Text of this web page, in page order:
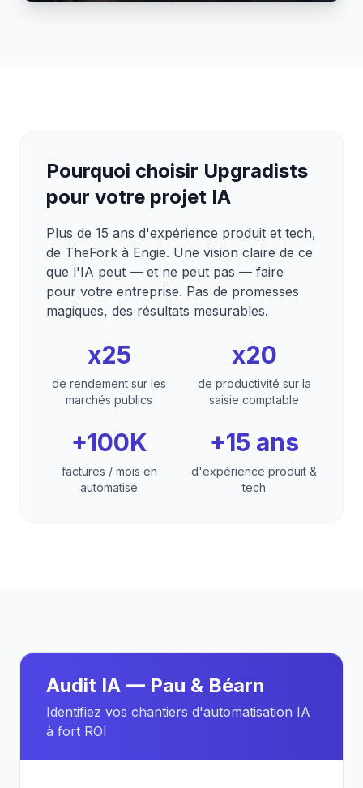
Pourquoi choisir Upgradists
pour votre projet IA
Plus de 15 ans d'expérience produit et tech,
de TheFork à Engie. Une vision claire de ce
que l'IA peut — et ne peut pas — faire
pour votre entreprise. Pas de promesses
magiques, des résultats mesurables.
x25
de rendement sur les
marchés publics
x20
de productivité sur la
saisie comptable
+100K
factures / mois en
automatisé
+15 ans
d'expérience produit &
tech
Audit IA — Pau & Béarn
Identifiez vos chantiers d'automatisation IA
à fort ROI